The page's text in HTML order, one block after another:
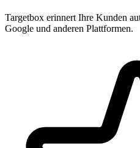
Targetbox erinnert Ihre Kunden
Google und anderen Plattformen.